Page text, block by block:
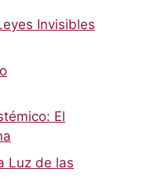
Invisibles
El
Luz de las